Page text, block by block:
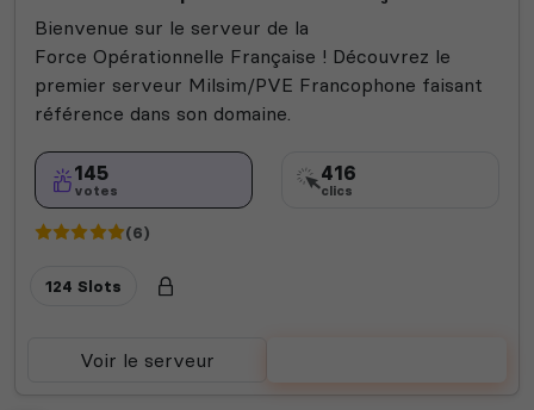
Bienvenue sur le serveur de la
Force Opérationnelle Française ! Découvrez le
premier serveur Milsim/PVE Francophone faisant
référence dans son domaine.
145
votes
416
clics
(6)
124 Slots
Voir le serveur